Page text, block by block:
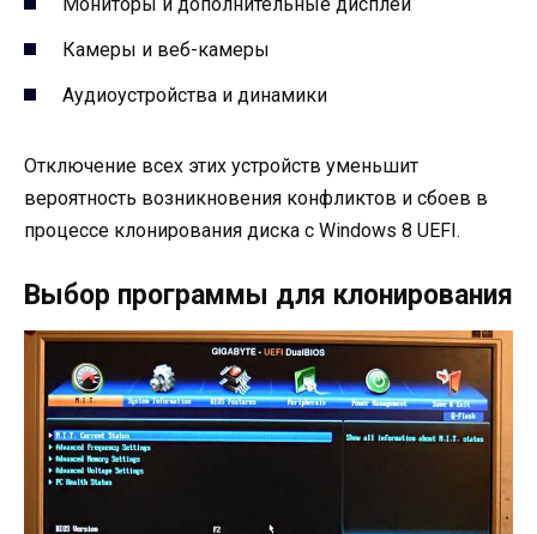
Камеры и веб-камеры
Аудиоустройства и динамики
Отключение всех этих устройств уменьшит
вероятность возникновения конфликтов и сбоев в
процессе клонирования диска с Windows 8 UEFI.
Выбор программы для клонирования